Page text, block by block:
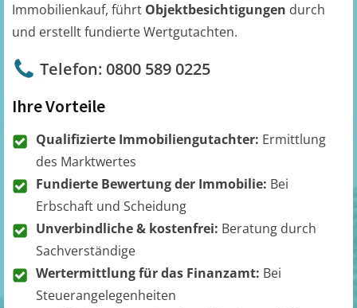
Immobilienkauf, führt Objektbesichtigungen durch
und erstellt fundierte Wertgutachten.
Telefon: 0800 589 0225
Ihre Vorteile
Qualifizierte Immobiliengutachter: Ermittlung
des Marktwertes
Fundierte Bewertung der Immobilie: Bei
Erbschaft und Scheidung
Unverbindliche & kostenfrei: Beratung durch
Sachverständige
Wertermittlung für das Finanzamt: Bei
Steuerangelegenheiten